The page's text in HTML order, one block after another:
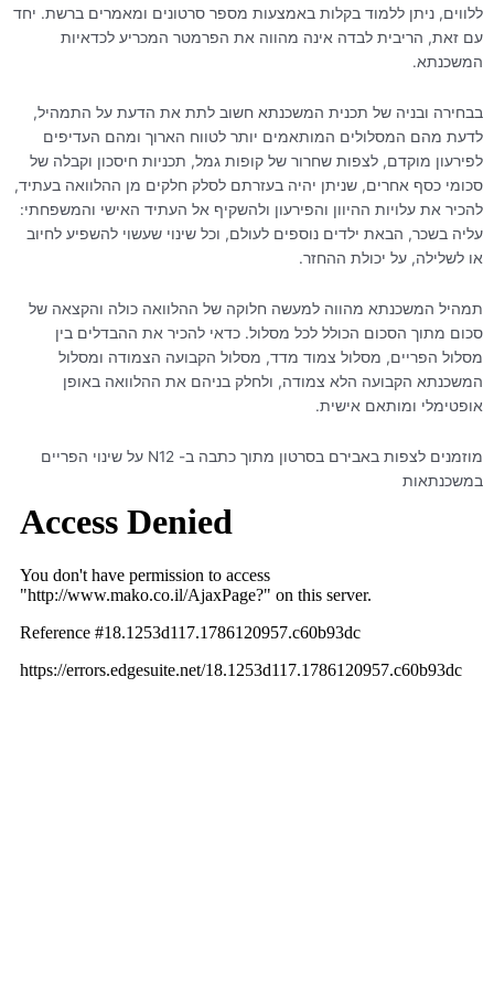
ללווים, ניתן ללמוד בקלות באמצעות מספר סרטונים ומאמרים ברשת. יחד
עם זאת, הריבית לבדה אינה מהווה את הפרמטר המכריע לכדאיות
המשכנתא.
בבחירה ובניה של תכנית המשכנתא חשוב לתת את הדעת על התמהיל,
לדעת מהם המסלולים המותאמים יותר לטווח הארוך ומהם העדיפים
לפירעון מוקדם, לצפות שחרור של קופות גמל, תכניות חיסכון וקבלה של
סכומי כסף אחרים, שניתן יהיה בעזרתם לסלק חלקים מן ההלוואה בעתיד,
להכיר את עלויות ההיוון והפירעון ולהשקיף אל העתיד האישי והמשפחתי:
עליה בשכר, הבאת ילדים נוספים לעולם, וכל שינוי שעשוי להשפיע לחיוב
או לשלילה, על יכולת ההחזר.
תמהיל המשכנתא מהווה למעשה חלוקה של ההלוואה כולה והקצאה של
סכום מתוך הסכום הכולל לכל מסלול. כדאי להכיר את ההבדלים בין
מסלול הפריים, מסלול צמוד מדד, מסלול הקבועה הצמודה ומסלול
המשכנתא הקבועה הלא צמודה, ולחלק בניהם את ההלוואה באופן
אופטימלי ומותאם אישית.
מוזמנים לצפות באבירם בסרטון מתוך כתבה ב- N12 על שינוי הפריים
במשכנתאות